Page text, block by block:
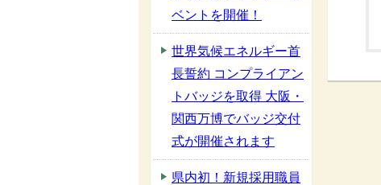
ベントを開催！
世界気候エネルギー首
長誓約 コンプライアン
トバッジを取得 大阪・
関西万博でバッジ交付
式が開催されます
県内初！新規採用職員